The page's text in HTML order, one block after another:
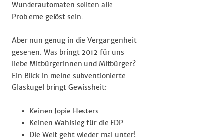
Wunderautomaten sollten alle
Probleme gelöst sein.
Aber nun genug in die Vergangenheit
gesehen. Was bringt 2012 für uns
liebe Mitbürgerinnen und Mitbürger?
Ein Blick in meine subventionierte
Glaskugel bringt Gewissheit:
Keinen Jopie Hesters
Keinen Wahlsieg für die FDP
Die Welt geht wieder mal unter!